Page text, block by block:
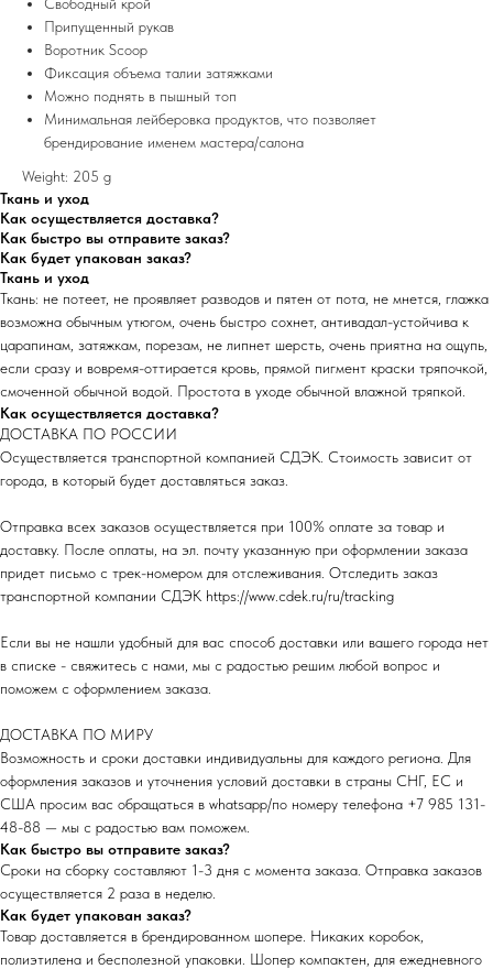
Припущенный рукав
Воротник Scoop
Фиксация объема талии затяжками
Можно поднять в пышный топ
Минимальная лейберовка продуктов, что позволяет
брендирование именем мастера/салона
Weight: 205 g
Ткань и уход
Как осуществляется доставка?
Как быстро вы отправите заказ?
Как будет упакован заказ?
Ткань и уход
Ткань: не потеет, не проявляет разводов и пятен от пота, не мнется, глажка
возможна обычным утюгом, очень быстро сохнет, антивадал-устойчива к
царапинам, затяжкам, порезам, не липнет шерсть, очень приятна на ощупь,
если сразу и вовремя-оттирается кровь, прямой пигмент краски тряпочкой,
смоченной обычной водой. Простота в уходе обычной влажной тряпкой.
Как осуществляется доставка?
ДОСТАВКА ПО РОССИИ
Осуществляется транспортной компанией СДЭК. Стоимость зависит от
города, в который будет доставляться заказ.
Отправка всех заказов осуществляется при 100% оплате за товар и
доставку. После оплаты, на эл. почту указанную при оформлении заказа
придет письмо с трек-номером для отслеживания. Отследить заказ
транспортной компании СДЭК https://www.cdek.ru/ru/tracking
Если вы не нашли удобный для вас способ доставки или вашего города нет
в списке - свяжитесь с нами, мы с радостью решим любой вопрос и
поможем с оформлением заказа.
ДОСТАВКА ПО МИРУ
Возможность и сроки доставки индивидуальны для каждого региона. Для
оформления заказов и уточнения условий доставки в страны СНГ, ЕС и
США просим вас обращаться в whatsapp/по номеру телефона +7 985 131-
48-88 — мы с радостью вам поможем.
Как быстро вы отправите заказ?
Сроки на сборку составляют 1-3 дня с момента заказа. Отправка заказов
осуществляется 2 раза в неделю.
Как будет упакован заказ?
Товар доставляется в брендированном шопере. Никаких коробок,
полиэтилена и бесполезной упаковки. Шопер компактен, для ежедневного